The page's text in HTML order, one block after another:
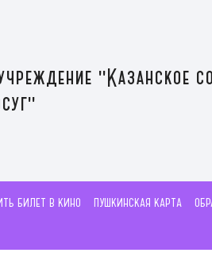
"Казанское
БИЛЕТ В КИНО ПУШКИНСКАЯ КАРТА